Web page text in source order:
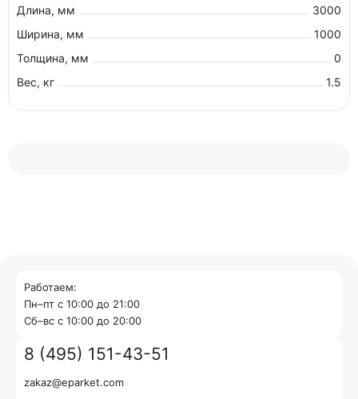
Длина, мм
3000
Ширина, мм
1000
Толщина, мм
0
Вес, кг
1.5
Работаем:
Пн–пт с 10:00 до 21:00
Cб–вс с 10:00 до 20:00
8 (495) 151-43-51
zakaz@eparket.com